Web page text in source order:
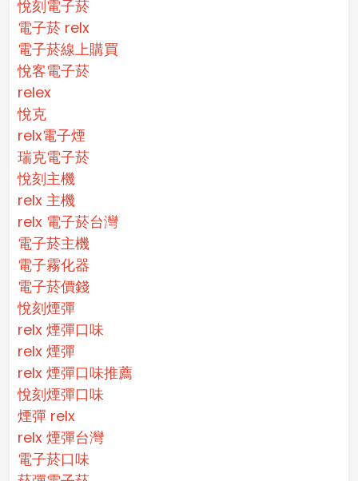
悅刻電子菸
電子菸 relx
電子菸線上購買
悅客電子菸
relex
悅克
relx電子煙
瑞克電子菸
悅刻主機
relx 主機
relx 電子菸台灣
電子菸主機
電子霧化器
電子菸價錢
悅刻煙彈
relx 煙彈口味
relx 煙彈
relx 煙彈口味推薦
悅刻煙彈口味
煙彈 relx
relx 煙彈台灣
電子菸口味